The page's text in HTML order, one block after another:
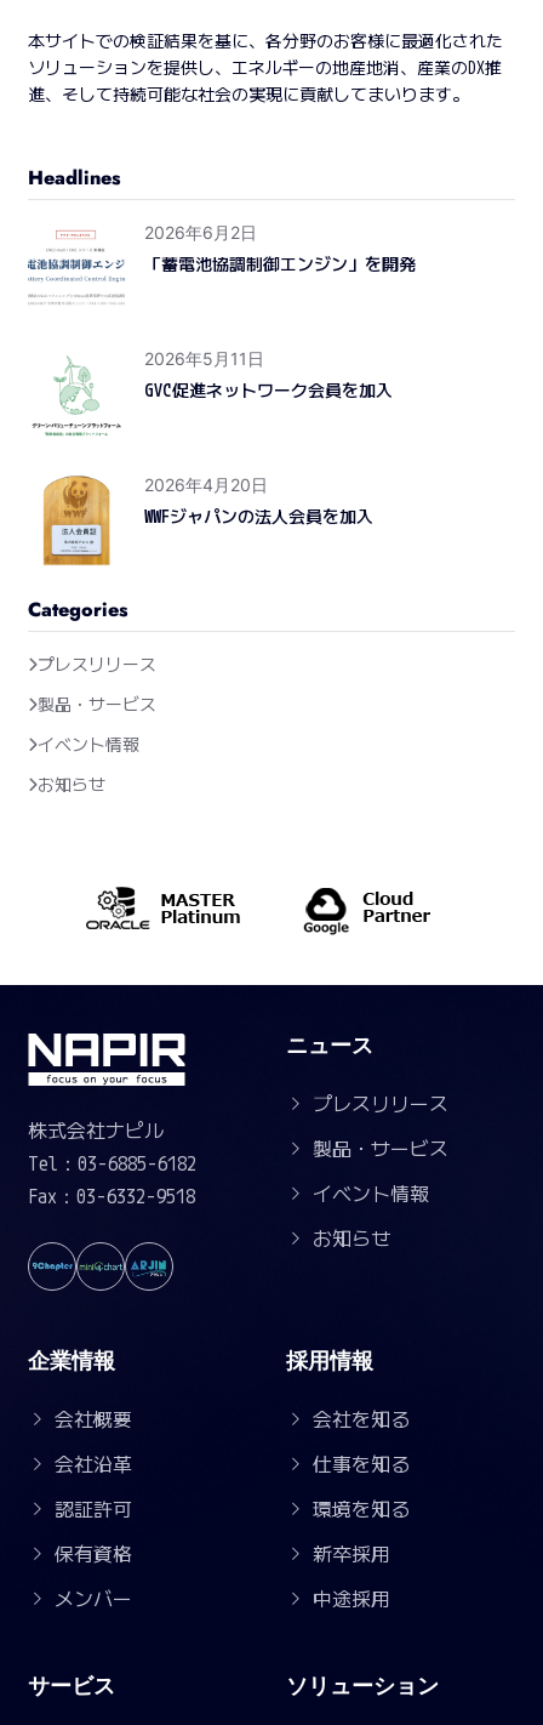
本サイトでの検証結果を基に、各分野のお客様に最適化された
ソリューションを提供し、エネルギーの地産地消、産業のDX推
進、そして持続可能な社会の実現に貢献してまいります。
Headlines
2026年6月2日
「蓄電池協調制御エンジン」を開発
2026年5月11日
GVC促進ネットワーク会員を加入
2026年4月20日
WWFジャパンの法人会員を加入
Categories
プレスリリース
製品・サービス
イベント情報
お知らせ
株式会社ナピル
Tel：03-6885-6182
Fax：03-6332-9518
ニュース
プレスリリース
製品・サービス
イベント情報
お知らせ
企業情報
会社概要
会社沿革
認証許可
保有資格
メンバー
採用情報
会社を知る
仕事を知る
環境を知る
新卒採用
中途採用
サービス ソリューション